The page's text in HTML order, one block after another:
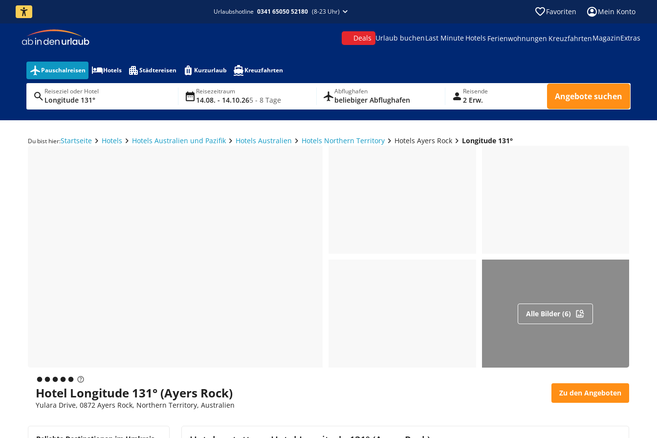
Urlaubshotline 0341 65050 52180 (8-23 Uhr) Favoriten Mein Konto
Deals Urlaub buchenLast Minute Hotels Ferienwohnungen KreuzfahrtenMagazinExtras
Pauschalreisen Hotels Städtereisen Kurzurlaub Kreuzfahrten
Reiseziel oder Hotel
Longitude 131°
Reisezeitraum
14.08. - 14.10.265 - 8 Tage
Abflughafen
beliebiger Abflughafen
Reisende
2 Erw. Angebote suchen
Du bist hier:Startseite Hotels Hotels Australien und Pazifik Hotels Australien Hotels Northern Territory Hotels Ayers Rock Longitude 131°
Alle Bilder (6)
Hotel Longitude 131° (Ayers Rock)
Yulara Drive, 0872 Ayers Rock, Northern Territory, Australien
Zu den Angeboten